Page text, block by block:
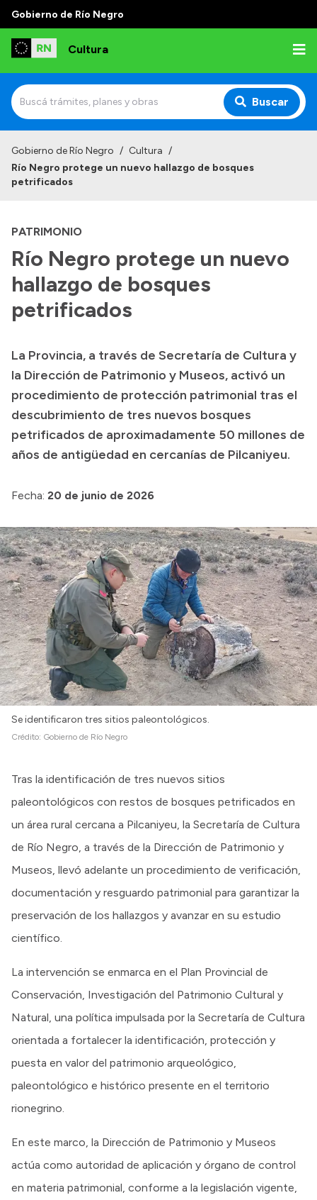
Gobierno de Río Negro
Cultura
Buscar
Institucional
Autoridades
Delegaciones
Normativa
Presupuesto
Boletín Oficial
Compras y licitaciones
Consulta de expedientes
Consulta de pago a proveedores
Login
Gobierno de Río Negro / Cultura /
Río Negro protege un nuevo hallazgo de bosques
petrificados
PATRIMONIO
Río Negro protege un nuevo
hallazgo de bosques
petrificados
La Provincia, a través de Secretaría de Cultura y
la Dirección de Patrimonio y Museos, activó un
procedimiento de protección patrimonial tras el
descubrimiento de tres nuevos bosques
petrificados de aproximadamente 50 millones de
años de antigüedad en cercanías de Pilcaniyeu.
Fecha: 20 de junio de 2026
Se identificaron tres sitios paleontológicos.
Crédito: Gobierno de Río Negro
Tras la identificación de tres nuevos sitios
paleontológicos con restos de bosques petrificados en
un área rural cercana a Pilcaniyeu, la Secretaría de Cultura
de Río Negro, a través de la Dirección de Patrimonio y
Museos, llevó adelante un procedimiento de verificación,
documentación y resguardo patrimonial para garantizar la
preservación de los hallazgos y avanzar en su estudio
científico.
La intervención se enmarca en el Plan Provincial de
Conservación, Investigación del Patrimonio Cultural y
Natural, una política impulsada por la Secretaría de Cultura
orientada a fortalecer la identificación, protección y
puesta en valor del patrimonio arqueológico,
paleontológico e histórico presente en el territorio
rionegrino.
En este marco, la Dirección de Patrimonio y Museos
actúa como autoridad de aplicación y órgano de control
en materia patrimonial, conforme a la legislación vigente,